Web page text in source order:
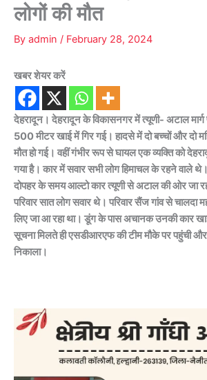
लोगों की मौत
By admin / February 28, 2024
खबर शेयर करें
देहरादून। देहरादून के विकासनगर में त्यूणी- अटाल
500 मीटर खाई में गिर गई। हादसे में दो बच्चों और दो
मौत हो गई। वहीं गंभीर रूप से घायल एक व्यक्ति को
गया है। कार में सवार सभी लोग हिमाचल के रहने वाले थे।
दोपहर के समय आल्टो कार त्यूणी से अटाल की ओर जा
परिवार सात लोग सवार थे। परिवार सैंज गांव से चालदा
लिए जा आ रहा था। डूंग के पास अचानक उनकी कार
सूचना मिलते ही एसडीआरएफ की टीम मौके पर पहुंची
निकाला।